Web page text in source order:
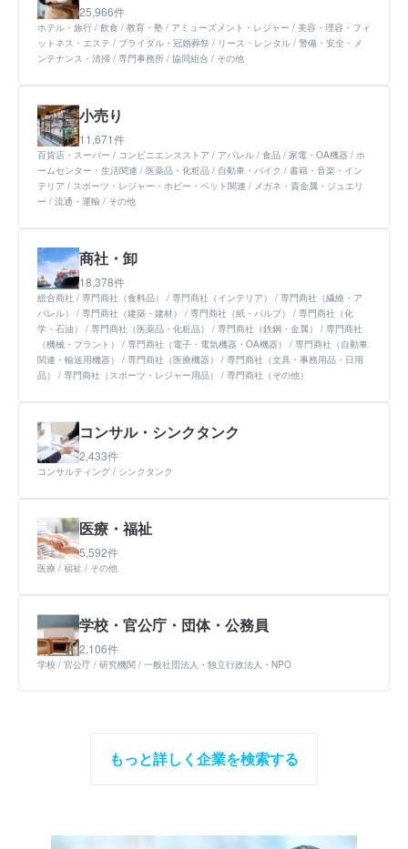
25,966件
ホテル・旅行 飲食 教育・塾 アミューズメント・レジャー
美容・理容・フィ
ットネス・エステ
ブライダル・冠婚葬祭 リース・レンタル
警備・安全・メ
ンテナンス・清掃
専門事務所 協同組合 その他
小売り
11,671件
百貨店・スーパー コンビニエンスストア アパレル 食品 家電・OA機器
ホ
ームセンター・生活関連
医薬品・化粧品 自動車・バイク
書籍・音楽・イン
テリア
スポーツ・レジャー・ホビー・ペット関連
メガネ・貴金属・ジュエリ
ー
流通・運輸 その他
商社・卸
18,378件
総合商社 専門商社（食料品） 専門商社（インテリア）
専門商社（繊維・ア
パレル）
専門商社（建築・建材） 専門商社（紙・パルプ）
専門商社（化
学・石油）
専門商社（医薬品・化粧品） 専門商社（鉄鋼・金属）
専門商社
（機械・プラント）
専門商社（電子・電気機器・OA機器）
専門商社（自動車
関連・輸送用機器）
専門商社（医療機器）
専門商社（文具・事務用品・日用
品）
専門商社（スポーツ・レジャー用品） 専門商社（その他）
コンサル・シンクタンク
2,433件
コンサルティング シンクタンク
医療・福祉
5,592件
医療 福祉 その他
学校・官公庁・団体・公務員
2,106件
学校 官公庁 研究機関 一般社団法人・独立行政法人・NPO
もっと詳しく企業を検索する